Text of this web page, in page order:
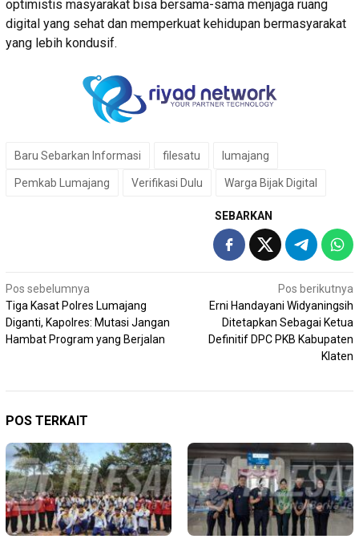
optimistis masyarakat bisa bersama-sama menjaga ruang
digital yang sehat dan memperkuat kehidupan bermasyarakat
yang lebih kondusif.
Baru Sebarkan Informasi filesatu lumajang
Pemkab Lumajang Verifikasi Dulu Warga Bijak Digital
SEBARKAN
Navigasi
pos
Pos sebelumnya
Tiga Kasat Polres Lumajang
Diganti, Kapolres: Mutasi Jangan
Hambat Program yang Berjalan
Pos berikutnya
Erni Handayani Widyaningsih
Ditetapkan Sebagai Ketua
Definitif DPC PKB Kabupaten
Klaten
POS TERKAIT